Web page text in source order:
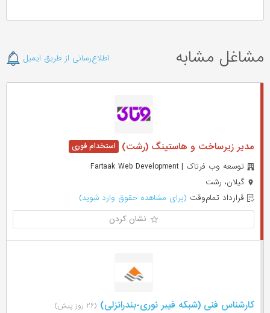
مشاغل مشابه اطلاع‌رسانی از طریق ایمیل
مدیر زیرساخت و هاستینگ (رشت)
توسعه وب فرتاک | Fartaak Web Development
گیلان، رشت
قرارداد تمام‌وقت (برای مشاهده حقوق وارد شوید)
نشان کردن
کارشناس فنی (شبکه فیبر نوری-بندرانزلی) (۲۶ روز پیش)